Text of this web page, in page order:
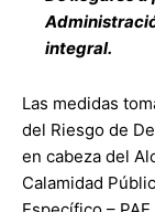
integral.
Las medidas
del Riesgo de
en cabeza del
Calamidad